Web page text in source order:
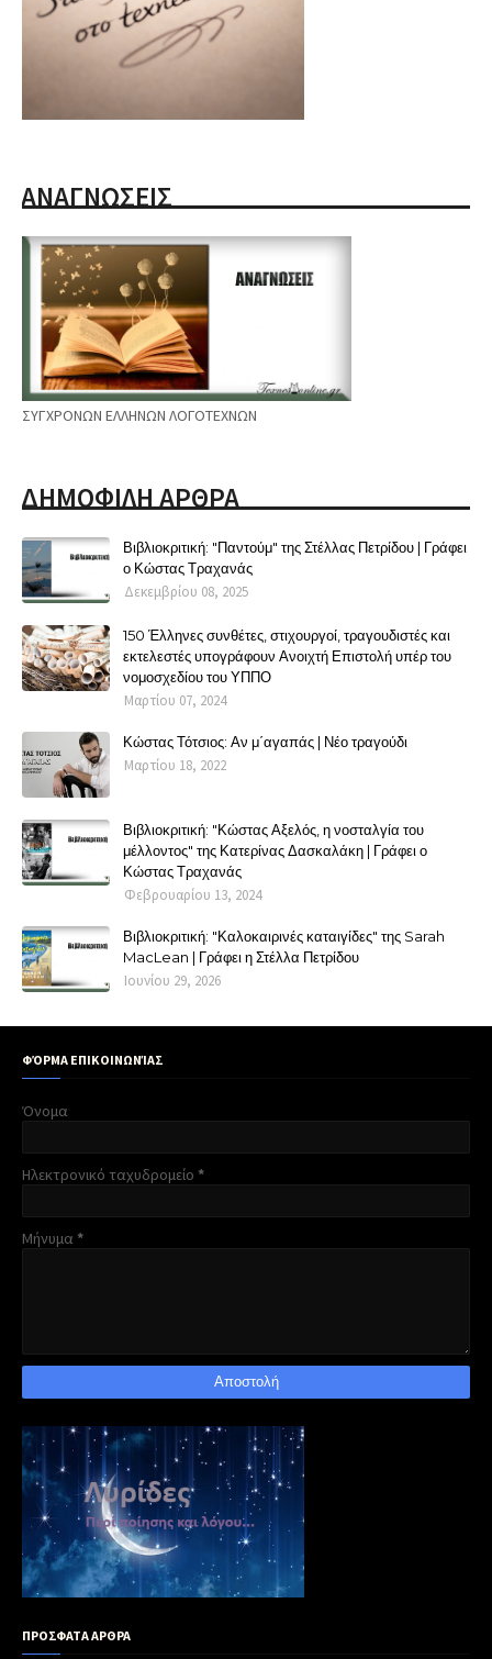
ΑΝΑΓΝΩΣΕΙΣ
ΣΥΓΧΡΟΝΩΝ ΕΛΛΗΝΩΝ ΛΟΓΟΤΕΧΝΩΝ
ΔΗΜΟΦΙΛΗ ΑΡΘΡΑ
Βιβλιοκριτική: "Παντούμ" της Στέλλας Πετρίδου | Γράφει
ο Κώστας Τραχανάς
Δεκεμβρίου 08, 2025
150 Έλληνες συνθέτες, στιχουργοί, τραγουδιστές και
εκτελεστές υπογράφουν Ανοιχτή Επιστολή υπέρ του
νομοσχεδίου του ΥΠΠΟ
Μαρτίου 07, 2024
Κώστας Τότσιος: Αν μ΄αγαπάς | Νέο τραγούδι
Μαρτίου 18, 2022
Βιβλιοκριτική: "Κώστας Αξελός, η νοσταλγία του
μέλλοντος" της Κατερίνας Δασκαλάκη | Γράφει ο
Κώστας Τραχανάς
Φεβρουαρίου 13, 2024
Βιβλιοκριτική: "Καλοκαιρινές καταιγίδες" της Sarah
MacLean | Γράφει η Στέλλα Πετρίδου
Ιουνίου 29, 2026
ΦΌΡΜΑ ΕΠΙΚΟΙΝΩΝΊΑΣ
Όνομα
Ηλεκτρονικό ταχυδρομείο *
Μήνυμα *
ΠΡΟΣΦΑΤΑ ΑΡΘΡΑ